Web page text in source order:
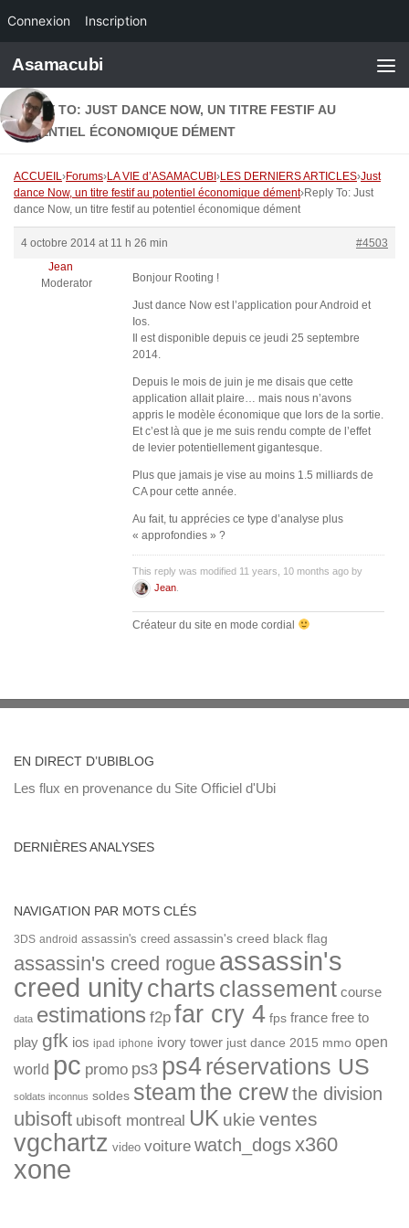
Connexion Inscription
Skip to content
Asamacubi
REPLY TO: JUST DANCE NOW, UN TITRE FESTIF AU
POTENTIEL ÉCONOMIQUE DÉMENT
ACCUEIL›Forums›LA VIE d’ASAMACUBI ›LES DERNIERS ARTICLES›Just
dance Now, un titre festif au potentiel économique dément›Reply To: Just
dance Now, un titre festif au potentiel économique dément
4 octobre 2014 at 11 h 26 min
#4503
Jean
Moderator
Bonjour Rooting !
Just dance Now est l’application pour Android et
Ios.
Il est disponible depuis ce jeudi 25 septembre
2014.
Depuis le mois de juin je me disais que cette
application allait plaire… mais nous n’avons
appris le modèle économique que lors de la sortie.
Et c’est là que je me suis rendu compte de l’effet
de levier potentiellement gigantesque.
Plus que jamais je vise au moins 1.5 milliards de
CA pour cette année.
Au fait, tu apprécies ce type d’analyse plus
« approfondies » ?
This reply was modified 11 years, 10 months ago by
Jean
Créateur du site en mode cordial
EN DIRECT D’UBIBLOG
Les flux en provenance du Site Officiel d'Ubi
DERNIÈRES ANALYSES
NAVIGATION PAR MOTS CLÉS
3DS android assassin's creed assassin's creed black flag
assassin's creed rogue assassin's
creed unitycharts classement course
data estimations f2p far cry 4 fps france free to
play gfk ios ipad iphone ivory tower just dance 2015 mmo open
world pc promo ps3 ps4réservations US
soldats inconnus soldes steamthe crewthe division
ubisoft ubisoft montreal UK ukie ventes
vgchartz video voiture watch_dogsx360
xone